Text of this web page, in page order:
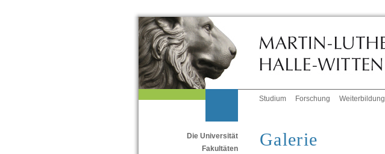
Studium Forschung Weiterbildung
Die Universität
Fakultäten
Galerie